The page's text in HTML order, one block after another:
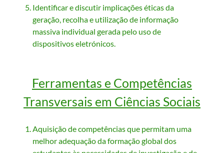
Identificar e discutir implicações éticas da
geração, recolha e utilização de informação
massiva individual gerada pelo uso de
dispositivos eletrónicos.
Ferramentas e Competências
Transversais em Ciências Sociais
Aquisição de competências que permitam uma
melhor adequação da formação global dos